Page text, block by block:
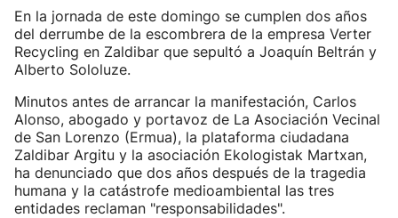
En la jornada de este domingo se cumplen dos años
del derrumbe de la escombrera de la empresa Verter
Recycling en Zaldibar que sepultó a Joaquín Beltrán y
Alberto Sololuze.
Minutos antes de arrancar la manifestación, Carlos
Alonso, abogado y portavoz de La Asociación Vecinal
de San Lorenzo (Ermua), la plataforma ciudadana
Zaldibar Argitu y la asociación Ekologistak Martxan,
ha denunciado que dos años después de la tragedia
humana y la catástrofe medioambiental las tres
entidades reclaman "responsabilidades".